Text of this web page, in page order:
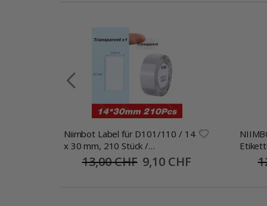
Niimbot Label für D101/110 / 14
x 30 mm, 210 Stück /
Transparent
13,00 CHF Special
Price
9,10 CHF
B3s